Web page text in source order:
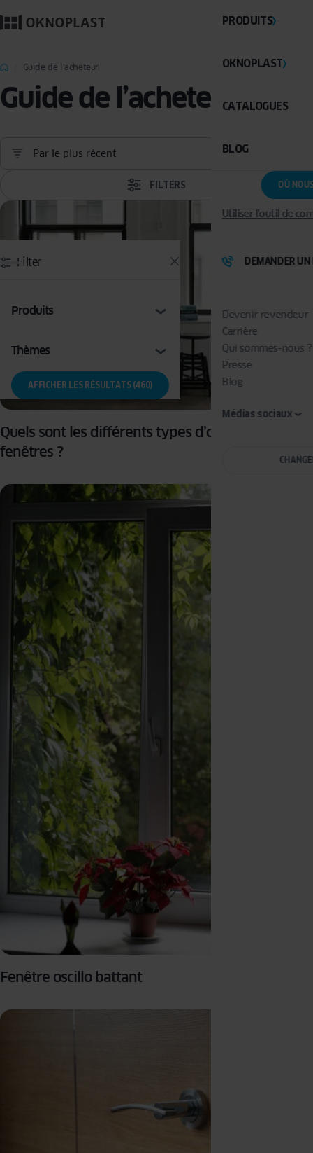
PRODUITS
OKNOPLAST
CATALOGUES
BLOG
OÙ
Utiliser l'outil de
DEMANDER UN
Devenir revendeur
Carrière
Qui sommes-nous ?
Presse
Blog
Médias sociaux
Guide de l’acheteur
Guide de l’acheteur
Par le plus récent
FILTERS
Filter
Produits
Thèmes
AFFICHER LES RÉSULTATS (460)
Quels sont les différents types d’ouvertures de
fenêtres ?
Fenêtre oscillo battant